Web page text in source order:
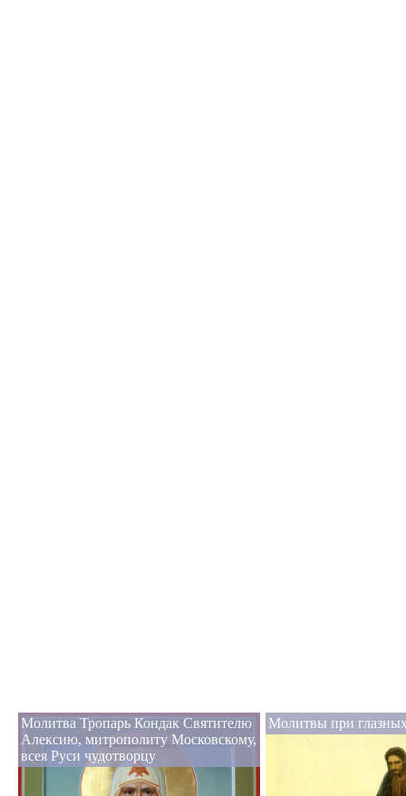
Молитва Тропарь Кондак Святителю
Алексию, митрополиту Московскому,
всея Руси чудотворцу
Молитвы при